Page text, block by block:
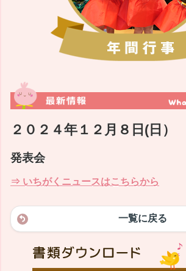
２０２４年１２月８日(日）
発表会
⇒ いちがくニュースはこちらから
一覧に戻る